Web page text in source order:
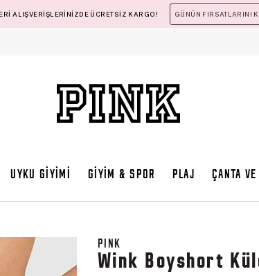
ALIŞVERİŞLERİNİZDE ÜCRETSİZ KARGO! GÜNÜN FIRSATLARINI
UYKU GİYİMİ GİYİM & SPOR PLAJ ÇANTA
PINK
Wink Boyshort